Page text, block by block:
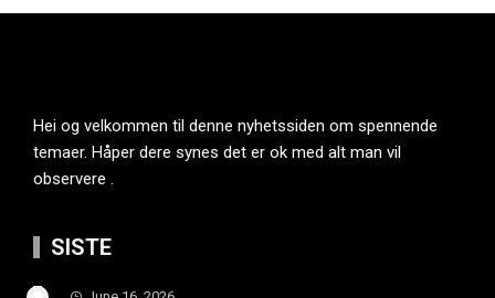
Hei og velkommen til denne nyhetssiden om spennende
temaer. Håper dere synes det er ok med alt man vil
observere .
SISTE